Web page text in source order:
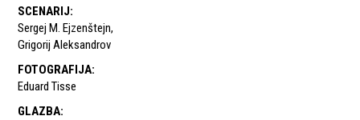
SCENARIJ:
Sergej M. Ejzenštejn,
Grigorij Aleksandrov
FOTOGRAFIJA:
Eduard Tisse
GLAZBA: